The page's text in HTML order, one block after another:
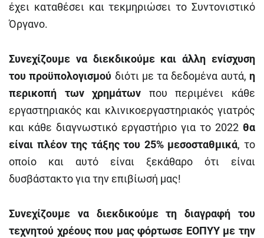
έχει καταθέσει και τεκμηριώσει το Συντονιστικό
Όργανο.
Συνεχίζουμε να διεκδικούμε και άλλη ενίσχυση
του προϋπολογισμού διότι με τα δεδομένα αυτά, η
περικοπή των χρημάτων που περιμένει κάθε
εργαστηριακός και κλινικοεργαστηριακός γιατρός
και κάθε διαγνωστικό εργαστήριο για το 2022 θα
είναι πλέον της τάξης του 25% μεσοσταθμικά, το
οποίο και αυτό είναι ξεκάθαρο ότι είναι
δυσβάστακτο για την επιβίωσή μας!
Συνεχίζουμε να διεκδικούμε τη διαγραφή του
τεχνητού χρέους που μας φόρτωσε ΕΟΠΥΥ με την